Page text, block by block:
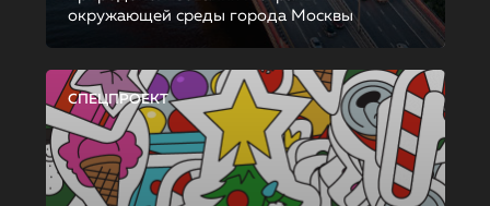
окружающей среды города Москвы
СПЕЦПРОЕКТ